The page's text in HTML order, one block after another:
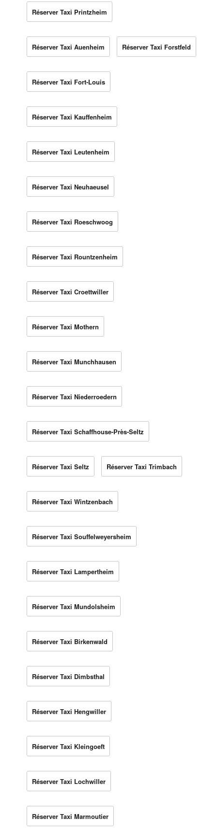
Réserver Taxi Printzheim
Réserver Taxi Auenheim Réserver Taxi Forstfeld
Réserver Taxi Fort-Louis
Réserver Taxi Kauffenheim
Réserver Taxi Leutenheim
Réserver Taxi Neuhaeusel
Réserver Taxi Roeschwoog
Réserver Taxi Rountzenheim
Réserver Taxi Croettwiller
Réserver Taxi Mothern
Réserver Taxi Munchhausen
Réserver Taxi Niederroedern
Réserver Taxi Schaffhouse-Près-Seltz
Réserver Taxi Seltz Réserver Taxi Trimbach
Réserver Taxi Wintzenbach
Réserver Taxi Souffelweyersheim
Réserver Taxi Lampertheim
Réserver Taxi Mundolsheim
Réserver Taxi Birkenwald
Réserver Taxi Dimbsthal
Réserver Taxi Hengwiller
Réserver Taxi Kleingoeft
Réserver Taxi Lochwiller
Réserver Taxi Marmoutier